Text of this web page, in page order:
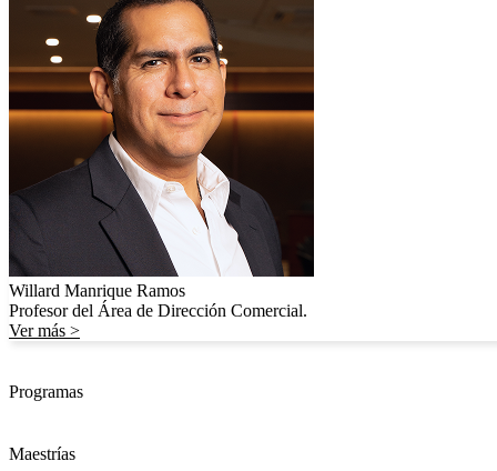
Willard Manrique Ramos
Profesor del Área de Dirección Comercial.
Ver más >
Programas
Maestrías